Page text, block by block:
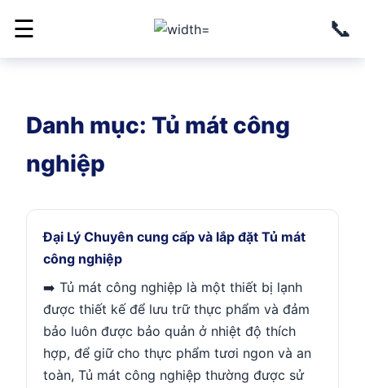
☰ 📞
Danh mục: Tủ mát công
nghiệp
Đại Lý Chuyên cung cấp và lắp đặt Tủ mát
công nghiệp
➡️ Tủ mát công nghiệp là một thiết bị lạnh
được thiết kế để lưu trữ thực phẩm và đảm
bảo luôn được bảo quản ở nhiệt độ thích
hợp, để giữ cho thực phẩm tươi ngon và an
toàn, Tủ mát công nghiệp thường được sử